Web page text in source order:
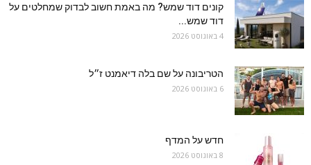
קונים דוד שמש? מה באמת חשוב לבדוק שמחלטים על
דוד שמש...
4 באוגוסט 2026
הטריבונה על שם בלה דיאמנט ז״ל
6 באוגוסט 2026
חדש על המדף
8 באוגוסט 2026